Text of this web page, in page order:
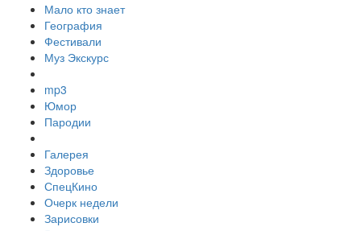
Мало кто знает
География
Фестивали
Муз Экскурс
mp3
Юмор
Пародии
Галерея
Здоровье
СпецКино
Очерк недели
Зарисовки